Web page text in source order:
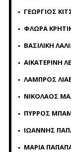
ΓΕΩΡΓΙΟΣ
ΦΛΩΡΑ
ΒΑΣΙΛΙΚΗ
ΑΙΚΑΤΕΡΙΝΗ
ΛΑΜΠΡΟΣ
ΝΙΚΟΛΑΟΣ
ΠΥΡΡΟΣ
ΙΩΑΝΝΗΣ
ΜΑΡΙΑ